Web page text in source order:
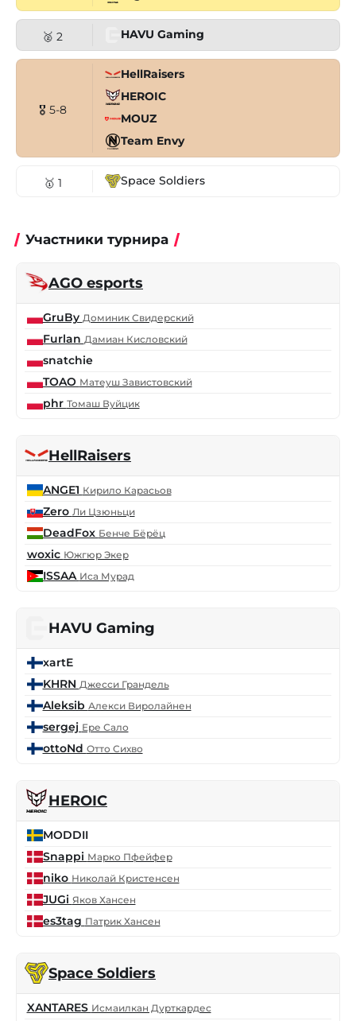
🥈 2 HAVU Gaming
🎖 5-8
HellRaisers
HEROIC
MOUZ
Team Envy
🥇 1 Space Soldiers
Участники турнира
AGO esports
GruBy Доминик Свидерский
Furlan Дамиан Кисловский
snatchie
TOAO Матеуш Завистовский
phr Томаш Вуйцик
HellRaisers
ANGE1 Кирило Карасьов
Zero Ли Цзюньци
DeadFox Бенче Бёрёц
woxic Южгюр Экер
ISSAA Иса Мурад
HAVU Gaming
xartE
KHRN Джесси Грандель
Aleksib Алекси Виролайнен
sergej Ере Сало
ottoNd Отто Сихво
HEROIC
MODDII
Snappi Марко Пфейфер
niko Николай Кристенсен
JUGi Яков Хансен
es3tag Патрик Хансен
Space Soldiers
XANTARES Исмаилкан Дурткардес